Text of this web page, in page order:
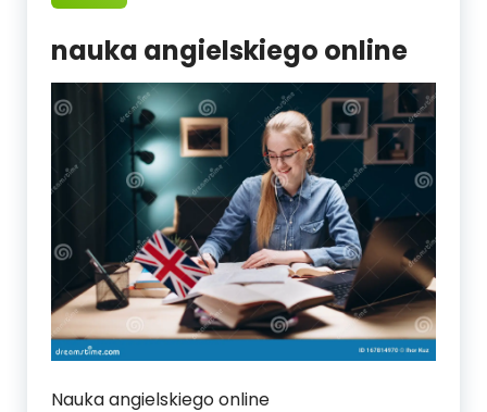
nauka angielskiego online
Nauka angielskiego online